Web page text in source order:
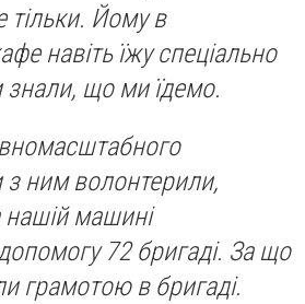
тільки. Йому в
навіть їжу спеціально
знали, що ми їдемо.
з ним волонтерили,
машині
72 бригаді. За що
грамотою в бригаді.